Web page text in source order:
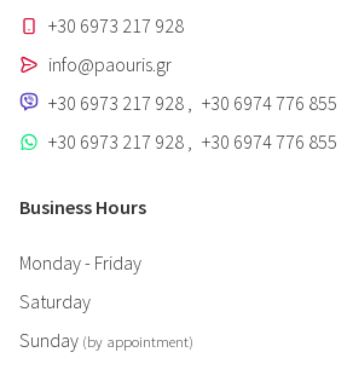
+30 6973 217 928
info@paouris.gr
+30 6973 217 928
+30 6974 776 855
+30 6973 217 928
+30 6974 776 855
Business Hours
Monday - Friday
Saturday
Sunday (by appointment)